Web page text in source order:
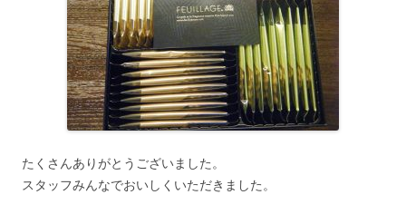
たくさんありがとうございました。
スタッフみんなでおいしくいただきました。